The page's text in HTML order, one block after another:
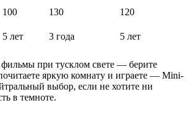
100 130
120
5 лет 3 года 5 лет
при тусклом свете — берите
яркую комнату и играете — Mini-
выбор, если не хотите ни
в темноте.